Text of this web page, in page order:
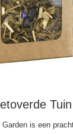
Garden is een